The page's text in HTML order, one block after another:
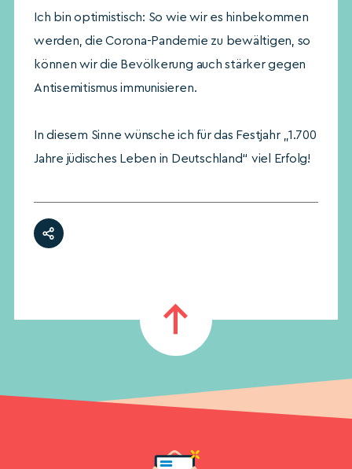
Ich bin optimistisch: So wie wir es hinbekommen
werden, die Corona-Pandemie zu bewältigen, so
können wir die Bevölkerung auch stärker gegen
Antisemitismus immunisieren.
In diesem Sinne wünsche ich für das Festjahr „1.700
Jahre jüdisches Leben in Deutschland“ viel Erfolg!